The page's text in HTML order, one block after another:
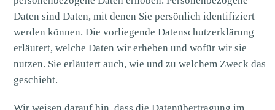
Daten sind Daten, mit denen Sie persönlich identifiziert
werden können. Die vorliegende Datenschutzerklärung
erläutert, welche Daten wir erheben und wofür wir sie
nutzen. Sie erläutert auch, wie und zu welchem Zweck das
geschieht.